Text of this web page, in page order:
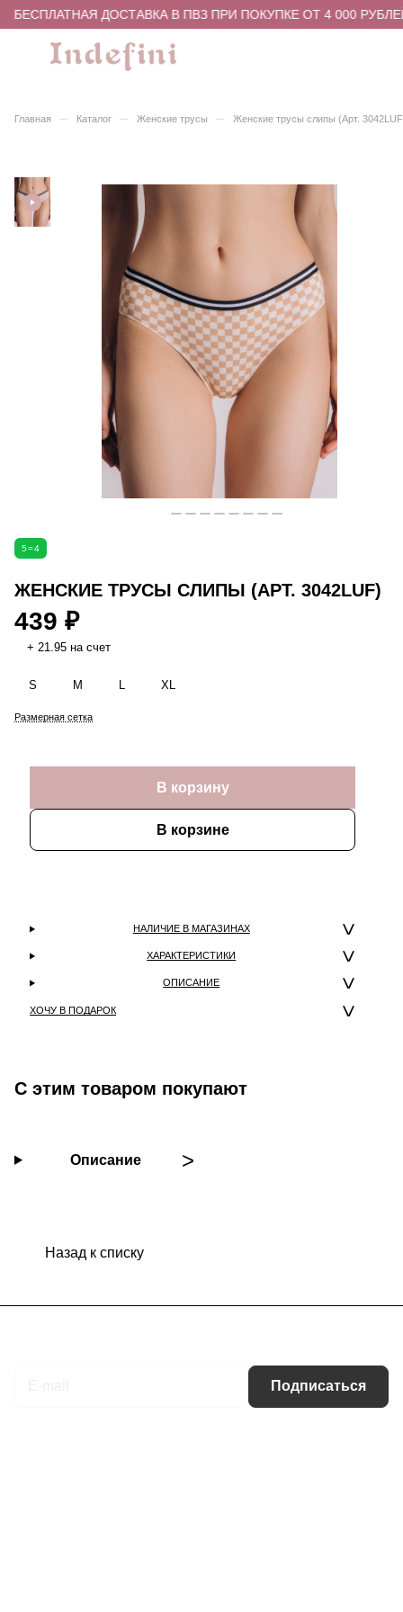
БЕСПЛАТНАЯ ДОСТАВКА В ПВЗ ПРИ ПОКУПКЕ ОТ 4 000 РУБЛЕЙ
Главная – Каталог – Женские трусы – Женские трусы слипы (Арт.
5=4
ЖЕНСКИЕ ТРУСЫ СЛИПЫ (АРТ. 3042LUF)
439 ₽
+ 21.95 на счет
S M L XL
Размерная сетка
В корзину
В корзине
НАЛИЧИЕ В МАГАЗИНАХ
ХАРАКТЕРИСТИКИ
ОПИСАНИЕ
ХОЧУ В ПОДАРОК
С этим товаром покупают
Описание
Назад к списку
Подписаться